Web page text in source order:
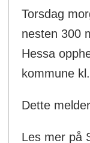
Torsdag
nesten 300
Hessa
kommune
Dette
Les mer på